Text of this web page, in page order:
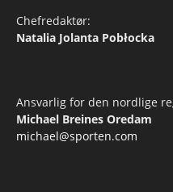
Chefredaktør:
Natalia Jolanta Pobłocka
Ansvarlig for den nordlige
Michael Breines Oredam
michael@sporten.com